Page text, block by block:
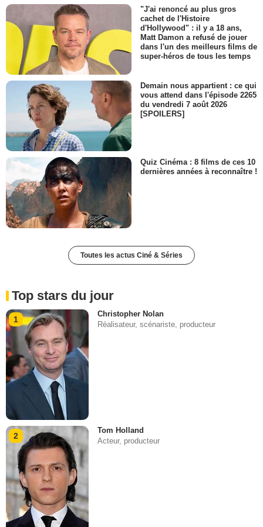
"J'ai renoncé au plus gros
cachet de l'Histoire
d'Hollywood" : il y a 18 ans,
Matt Damon a refusé de jouer
dans l'un des meilleurs films de
super-héros de tous les temps
Demain nous appartient : ce qui
vous attend dans l'épisode 2265
du vendredi 7 août 2026
[SPOILERS]
Quiz Cinéma : 8 films de ces 10
dernières années à reconnaître !
Toutes les actus Ciné & Séries
Top stars du jour
1
Christopher Nolan
Réalisateur, scénariste, producteur
2
Tom Holland
Acteur, producteur